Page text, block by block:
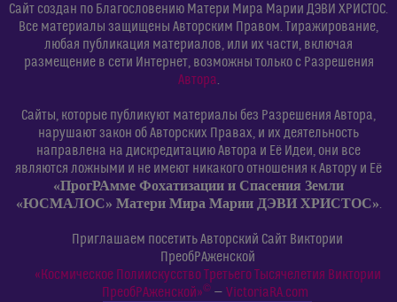
Сайт создан по Благословению Матери Мира Марии ДЭВИ ХРИСТОС.
Все материалы защищены Авторским Правом. Тиражирование,
любая публикация материалов, или их части, включая
размещение в сети Интернет, возможны только с Разрешения
Автора.
Сайты, которые публикуют материалы без Разрешения Автора,
нарушают закон об Авторских Правах, и их деятельность
направлена на дискредитацию Автора и Её Идеи, они все
являются ложными и не имеют никакого отношения к Автору и Её
«ПрогРАмме Фохатизации и Спасения Земли
«ЮСМАЛОС» Матери Мира Марии ДЭВИ ХРИСТОС».
Приглашаем посетить Авторский Сайт Виктории
ПреобРАженской
«Космическое Полиискусство Третьего Тысячелетия Виктории
ПреобРАженской»©— VictoriaRA.com